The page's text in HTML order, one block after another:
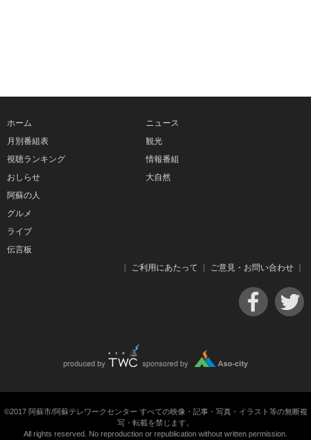
ホーム
月別番組表
視聴ランキング
おしらせ
ニュース
観光
情報番組
大自然
阿蘇の人
グルメ
ライブ
伝言板
ご利用にあたって ご意見・お問い合わせ
©2017 阿蘇市/阿蘇テレワークセンター すべての映像・記事・写真・イラスト等の無断複
写・転載を禁じます。
All rights reserved. No reproduction or republication without written permission.